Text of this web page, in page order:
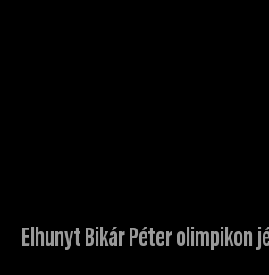
Elhunyt Bikár Péter olimpikon